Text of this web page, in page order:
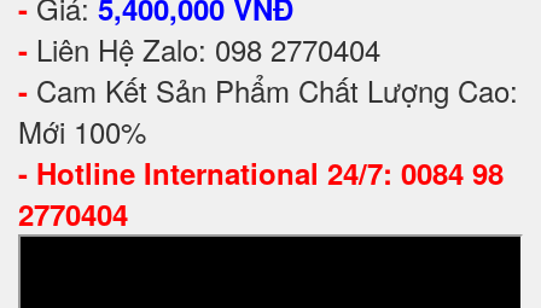
-
5,400,000 VNĐ
- Liên Hệ Zalo: 098 2770404
- Cam Kết Sản Phẩm Chất Lượng Cao:
Mới 100%
- Hotline International 24/7: 0084 98
2770404